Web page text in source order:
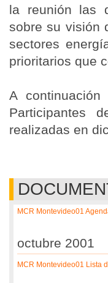
la reunión las
sobre su visión
sectores
prioritarios que
A
Participantes
realizadas en
MCR Montevideo01
octubre 2001
MCR Montevideo01 Lista